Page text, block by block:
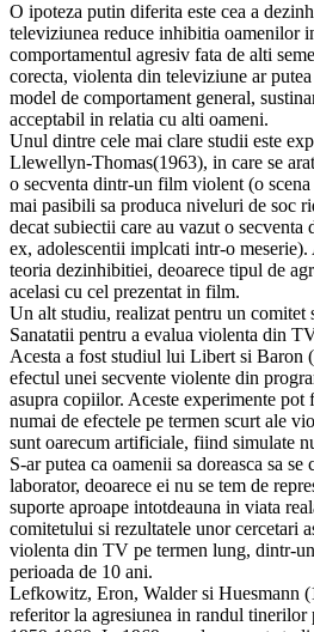
O ipoteza putin diferita este cea a
televiziunea reduce inhibitia oamenilor
comportamentul agresiv fata de alti
corecta, violenta din televiziune ar
model de comportament general,
acceptabil in relatia cu alti oameni.
Unul dintre cele mai clare studii este
Llewellyn-Thomas(1963), in care se
o secventa dintr-un film violent (o
mai pasibili sa produca niveluri de soc
decat subiectii care au vazut o
ex, adolescentii implcati intr-o meserie).
teoria dezinhibitiei, deoarece tipul de
acelasi cu cel prezentat in film.
Un alt studiu, realizat pentru un comitet
Sanatatii pentru a evalua violenta din
Acesta a fost studiul lui Libert si Baron
efectul unei secvente violente din
asupra copiilor. Aceste experimente pot
numai de efectele pe termen scurt ale
sunt oarecum artificiale, fiind simulate
S-ar putea ca oamenii sa doreasca sa
laborator, deoarece ei nu se tem de
suporte aproape intotdeauna in viata
comitetului si rezultatele unor cercetari
violenta din TV pe termen lung, dintr-
perioada de 10 ani.
Lefkowitz, Eron, Walder si Huesmann
referitor la agresiunea in randul tinerilor